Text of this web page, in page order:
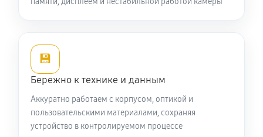
💾
Бережно к технике и данным
Аккуратно работаем с корпусом, оптикой и
пользовательскими материалами, сохраняя
устройство в контролируемом процессе